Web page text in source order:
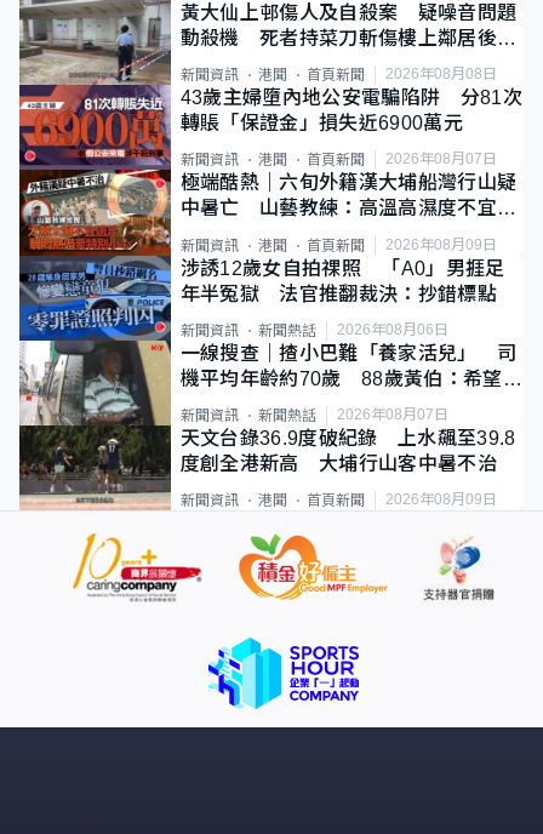
黃大仙上邨傷人及自殺案 疑噪音問題
動殺機 死者持菜刀斬傷樓上鄰居後墮
斃
新聞資訊 港聞 首頁新聞 2026年08月08日
43歲主婦墮內地公安電騙陷阱 分81次
轉賬「保證金」損失近6900萬元
新聞資訊 港聞 首頁新聞 2026年08月07日
極端酷熱｜六旬外籍漢大埔船灣行山疑
中暑亡 山藝教練：高溫高濕度不宜遠
新聞資訊 港聞 首頁新聞 2026年08月09日
涉誘12歲女自拍祼照 「A0」男捱足
年半冤獄 法官推翻裁決：抄錯標點
新聞資訊 新聞熱話 2026年08月06日
一線搜查｜揸小巴難「養家活兒」 司
機平均年齡約70歲 88歲黃伯：希望一
直揸落去
新聞資訊 新聞熱話 2026年08月07日
天文台錄36.9度破紀錄 上水飆至39.8
度創全港新高 大埔行山客中暑不治
新聞資訊 港聞 首頁新聞 2026年08月09日